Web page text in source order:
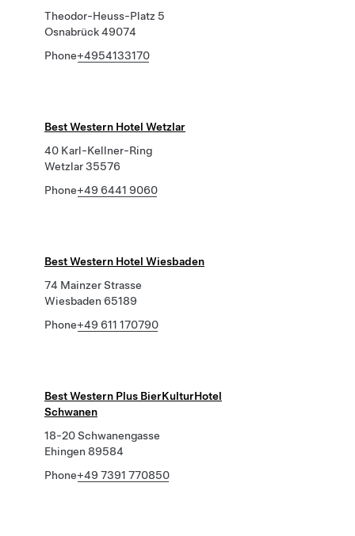
Theodor-Heuss-Platz 5
Osnabrück 49074
Phone+4954133170
Best Western Hotel Wetzlar
40 Karl-Kellner-Ring
Wetzlar 35576
Phone+49 6441 9060
Best Western Hotel Wiesbaden
74 Mainzer Strasse
Wiesbaden 65189
Phone+49 611 170790
Best Western Plus BierKulturHotel
Schwanen
18-20 Schwanengasse
Ehingen 89584
Phone+49 7391 770850